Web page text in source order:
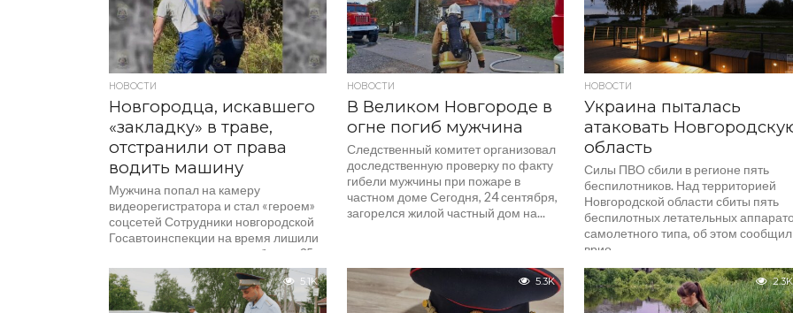
НОВОСТИ
Новгородца, искавшего
«закладку» в траве,
отстранили от права
водить машину
Мужчина попал на камеру
видеорегистратора и стал «героем»
соцсетей Сотрудники новгородской
Госавтоинспекции на время лишили
права управления автомобилем 35-
летнего жителя Великого
Новгорода....
НОВОСТИ
В Великом Новгороде в
огне погиб мужчина
Следственный комитет организовал
доследственную проверку по факту
гибели мужчины при пожаре в
частном доме Сегодня, 24 сентября,
загорелся жилой частный дом на...
НОВОСТИ
Украина пыталась
атаковать
область
Силы ПВО сбили в регионе пять
беспилотников. Над территорией
Новгородской области сбиты пять
беспилотных летательных
самолетного типа, об этом сообщил
врио...
5.1K 5.3K 2.3K